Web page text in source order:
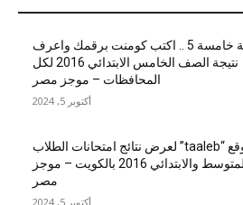
نتيجة خامسة 5 .. اكتب كومنت برقمك واعرف
نتيجة الصف الخامس الابتدائي 2016 لكل
المحافظات – موجز مصر
أكتوبر 5, 2024
موقع “taaleb” لعرض نتائج امتحانات الطلاب
المتوسط والابتدائي 2016 بالكويت – موجز
مصر
أكتوبر 5, 2024